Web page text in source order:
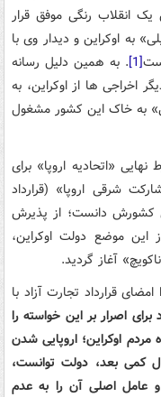
انقلاب رنگی موفق قرار
به اوکراین و دیدار وی با
[1]. به همین دلیل رسانه
اخراجی ها از اوکراین، به
به خاک این کشور مشغول
«اتحادیه اروپا» برای
شرقی اروپا» (قرارداد
کشورش دانست؛ از پذیرش
این موضع دولت اوکراین،
آغاز گردید.
قرارداد تجارت آزاد با
اصرار بر این خواسته را
اوکراین؛ اروپایی شدن
کمی بعد، دولت توانست،
و عامل اصلی آن را به عدم